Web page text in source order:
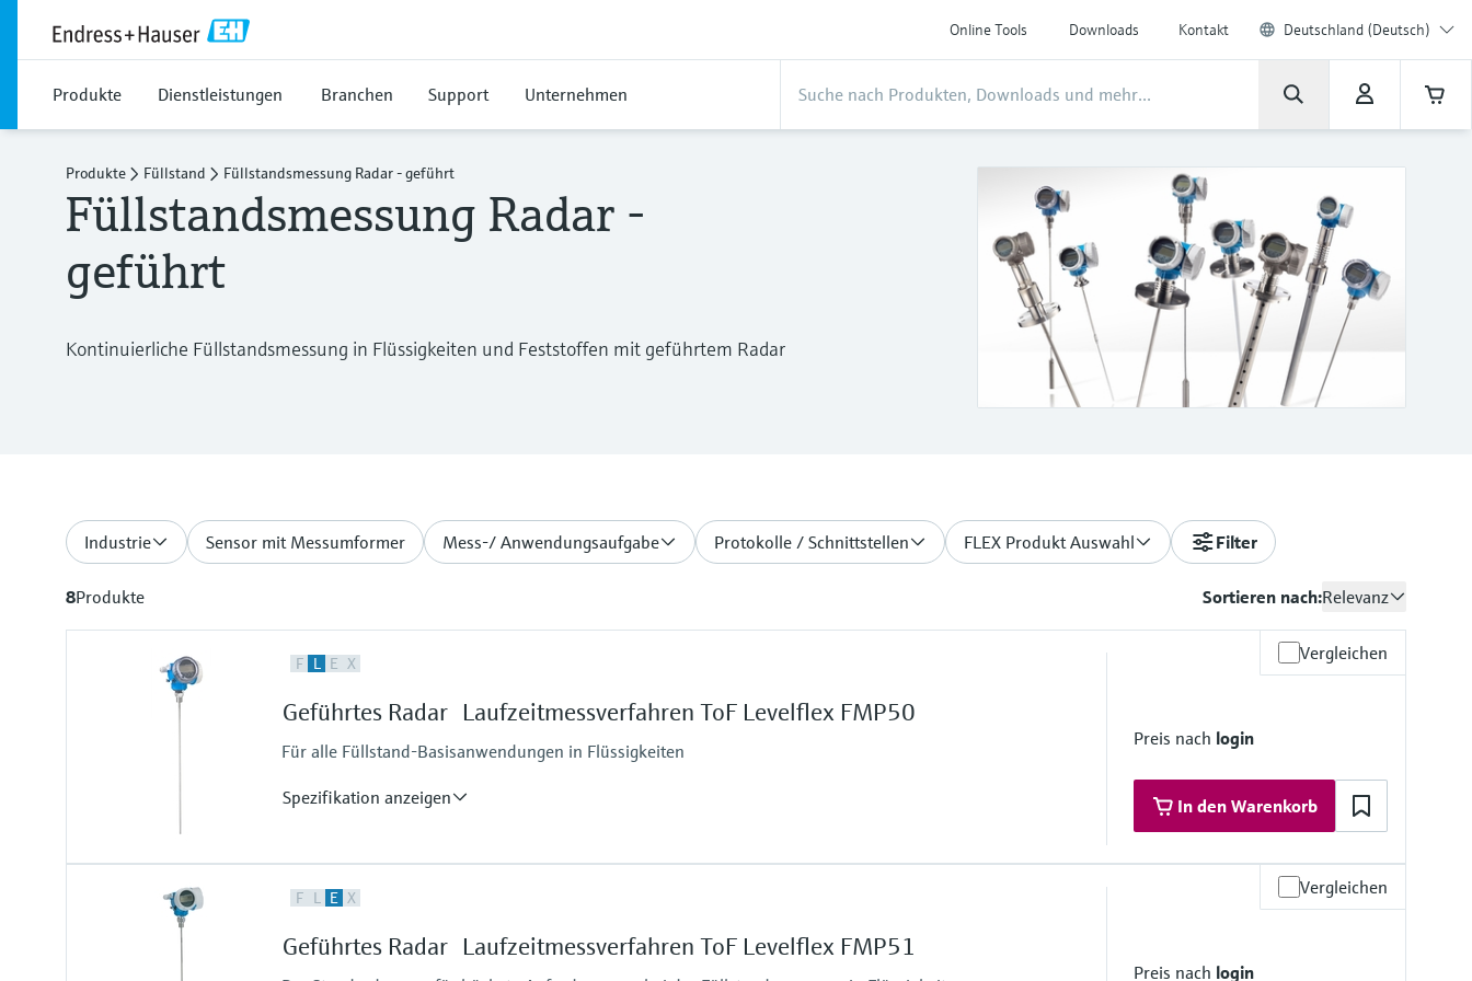
Online Tools Downloads Kontakt Deutschland (Deutsch)
Produkte Dienstleistungen Branchen Support Unternehmen
Produkte Füllstand Füllstandsmessung Radar - geführt
Füllstandsmessung Radar -
geführt
Kontinuierliche Füllstandsmessung in Flüssigkeiten und Feststoffen mit geführtem Radar
Industrie Sensor mit Messumformer Mess-/ Anwendungsaufgabe Protokolle / Schnittstellen FLEX Produkt Auswahl Filter
8Produkte Sortieren nach:Relevanz
F L E X Vergleichen
Geführtes Radar Laufzeitmessverfahren ToF Levelflex FMP50
Für alle Füllstand-Basisanwendungen in Flüssigkeiten
Spezifikation anzeigen
Preis nach login
In den Warenkorb
Genauigkeit
Seilsonde: +/- 2 mm
Prozesstemperatur
Seil: 12 m Min DK>1.6
Prozessseitige Hauptmaterialien
F L E X Vergleichen
Geführtes Radar Laufzeitmessverfahren ToF Levelflex FMP51
Preis nach login